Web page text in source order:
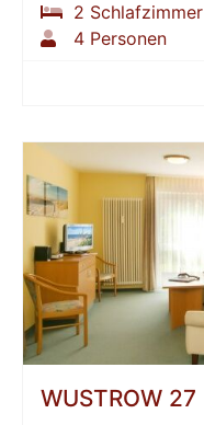
2 Schlafzimmer
4 Personen
WUSTROW 27